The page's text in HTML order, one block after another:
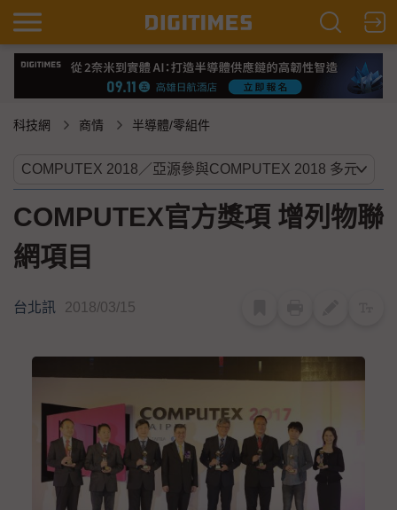
科技網 商情 半導體/零組件
COMPUTEX官方獎項 增列物聯
網項目
台北訊 2018/03/15